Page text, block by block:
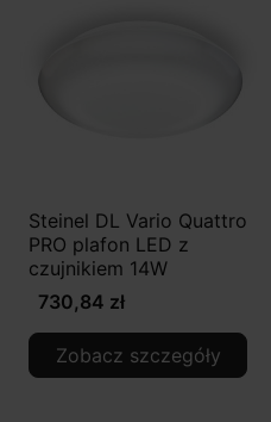
Steinel DL Vario Quattro
PRO plafon LED z
czujnikiem 14W
730,84 zł
Zobacz szczegóły